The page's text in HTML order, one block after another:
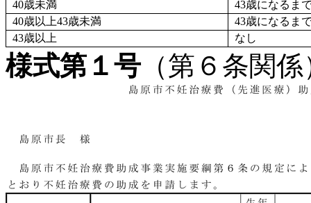
40歳未満
43歳になるま
40歳以上43歳未満
43歳になるま
43歳以上
なし
様式第１号（第６条関係